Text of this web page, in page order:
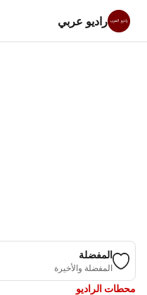
راديو عربي
المفضلة
المفضلة والأخيرة
محطات الراديو